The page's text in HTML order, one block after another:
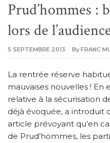
Prud’hommes :
lors de
5 SEPTEMBRE 2013 By FRANC
La rentrée réserve
mauvaises nouvelles ! En
relative à la sécurisation
déjà évoquée, a introduit
article prévoyant qu’en
de Prud’hommes, les